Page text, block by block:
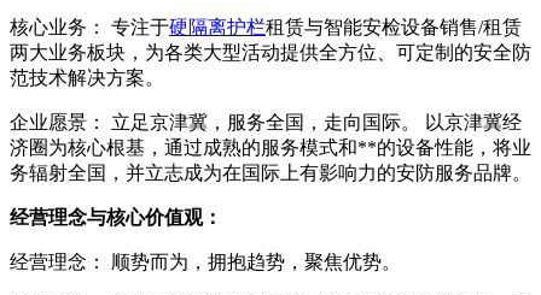
核心业务： 专注于硬隔离护栏租赁与智能安检设备销售/租赁
两大业务板块，为各类大型活动提供全方位、可定制的安全防
范技术解决方案。
企业愿景： 立足京津冀，服务全国，走向国际。 以京津冀经
济圈为核心根基，通过成熟的服务模式和**的设备性能，将业
务辐射全国，并立志成为在国际上有影响力的安防服务品牌。
经营理念与核心价值观：
经营理念： 顺势而为，拥抱趋势，聚焦优势。